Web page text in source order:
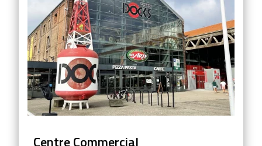
Centre Commercial